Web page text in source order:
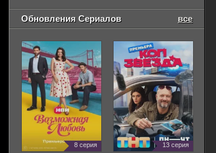
Обновления Сериалов все
8 серия 13 серия